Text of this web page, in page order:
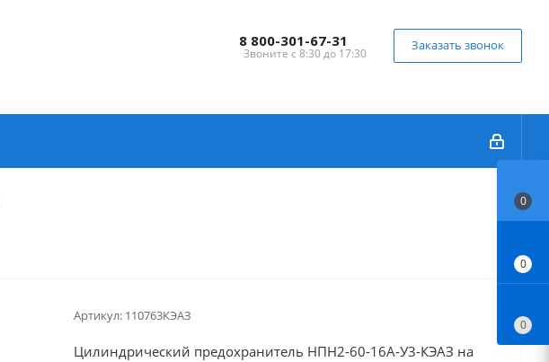
8 800-301-67-31
Звоните с 8:30 до 17:30
Заказать звонок
Артикул: 110763КЭАЗ
Цилиндрический предохранитель НПН2-60-16А-У3-КЭАЗ на
0
0
0